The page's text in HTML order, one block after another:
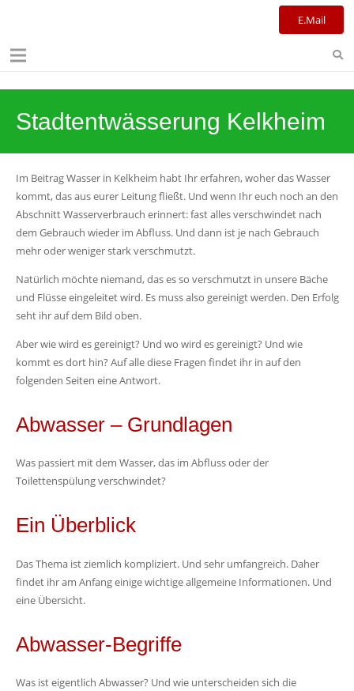
E.Mail
Stadtentwässerung Kelkheim
Im Beitrag Wasser in Kelkheim habt Ihr erfahren, woher das Wasser
kommt, das aus eurer Leitung fließt. Und wenn Ihr euch noch an den
Abschnitt Wasserverbrauch erinnert: fast alles verschwindet nach
dem Gebrauch wieder im Abfluss. Und dann ist je nach Gebrauch
mehr oder weniger stark verschmutzt.
Natürlich möchte niemand, das es so verschmutzt in unsere Bäche
und Flüsse eingeleitet wird. Es muss also gereinigt werden. Den Erfolg
seht ihr auf dem Bild oben.
Aber wie wird es gereinigt? Und wo wird es gereinigt? Und wie
kommt es dort hin? Auf alle diese Fragen findet ihr in auf den
folgenden Seiten eine Antwort.
Abwasser – Grundlagen
Was passiert mit dem Wasser, das im Abfluss oder der
Toilettenspülung verschwindet?
Ein Überblick
Das Thema ist ziemlich kompliziert. Und sehr umfangreich. Daher
findet ihr am Anfang einige wichtige allgemeine Informationen. Und
eine Übersicht.
Abwasser-Begriffe
Was ist eigentlich Abwasser? Und wie unterscheiden sich die